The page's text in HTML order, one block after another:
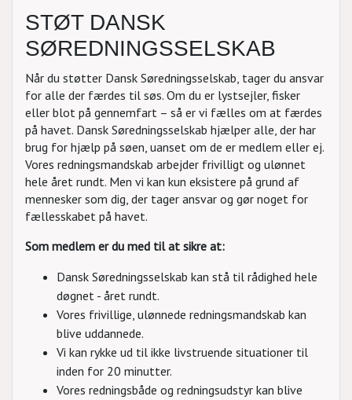
STØT DANSK
SØREDNINGSSELSKAB
Når du støtter Dansk Søredningsselskab, tager du ansvar
for alle der færdes til søs. Om du er lystsejler, fisker
eller blot på gennemfart – så er vi fælles om at færdes
på havet. Dansk Søredningsselskab hjælper alle, der har
brug for hjælp på søen, uanset om de er medlem eller ej.
Vores redningsmandskab arbejder frivilligt og ulønnet
hele året rundt. Men vi kan kun eksistere på grund af
mennesker som dig, der tager ansvar og gør noget for
fællesskabet på havet.
Som medlem er du med til at sikre at:
Dansk Søredningsselskab kan stå til rådighed hele
døgnet - året rundt.
Vores frivillige, ulønnede redningsmandskab kan
blive uddannede.
Vi kan rykke ud til ikke livstruende situationer til
inden for 20 minutter.
Vores redningsbåde og redningsudstyr kan blive